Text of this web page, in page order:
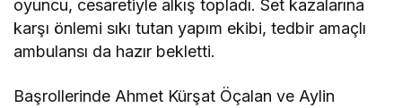
oyuncu, cesaretiyle alkış topladı. Set kazalarına
karşı önlemi sıkı tutan yapım ekibi, tedbir amaçlı
ambulansı da hazır bekletti.
Başrollerinde Ahmet Kürşat Öçalan ve Aylin